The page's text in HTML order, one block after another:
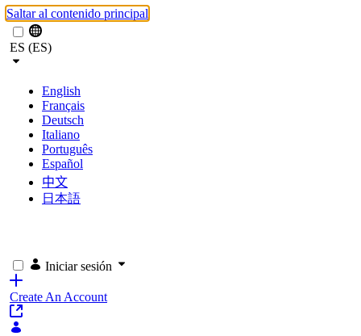
Saltar al contenido principal
ES (ES)
English
Français
Deutsch
Italiano
Português
Español
中文
日本語
Iniciar sesión
Create An Account